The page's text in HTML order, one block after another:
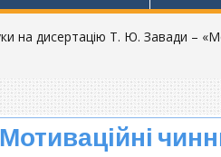
на дисертацію Т. Ю. Завади –